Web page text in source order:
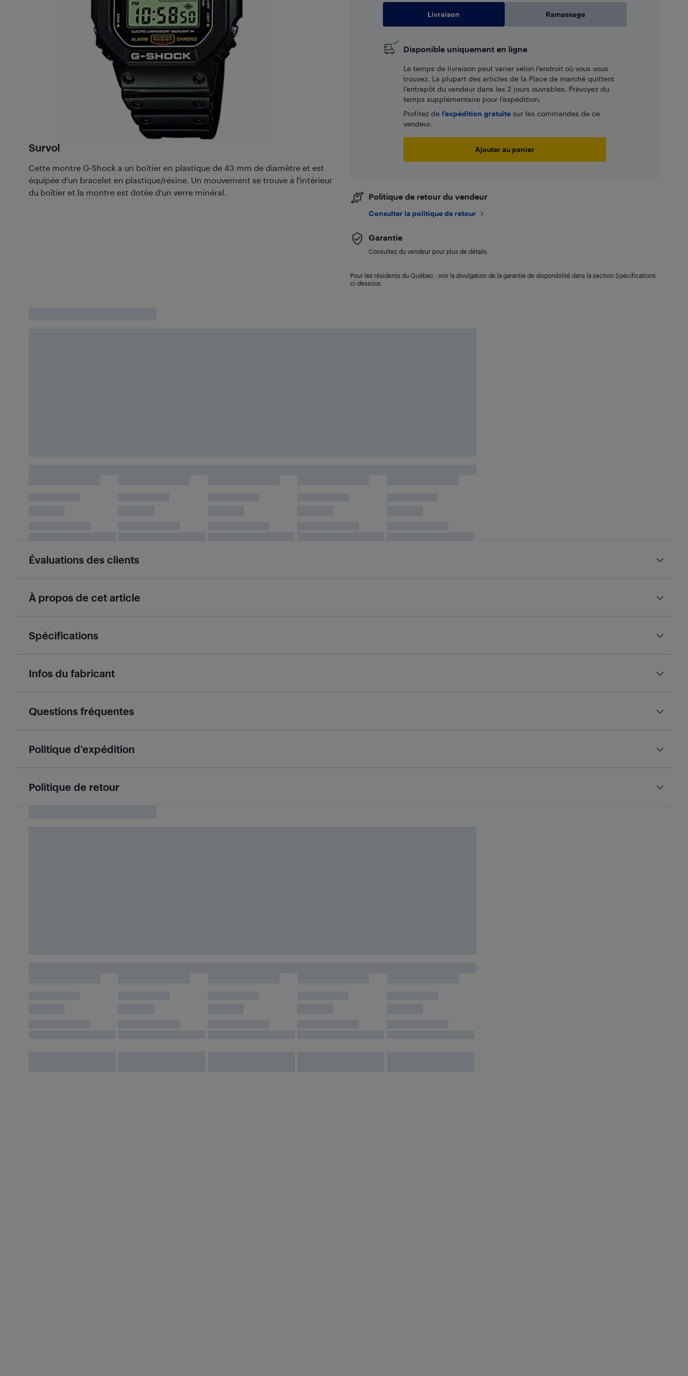
Survol
Cette montre G-Shock a un boîtier en plastique de 43 mm de diamètre et est
équipée d'un bracelet en plastique/résine. Un mouvement se trouve à l'intérieur
du boîtier et la montre est dotée d'un verre minéral.
Livraison Ramassage
Disponible uniquement en ligne
Le temps de livraison peut varier selon l'endroit où vous vous
trouvez. La plupart des articles de la Place de marché quittent
l’entrepôt du vendeur dans les 2 jours ouvrables. Prévoyez du
temps supplémentaire pour l’expédition.
Profitez de l'expédition gratuitesur les commandes de ce
vendeur.
Ajouter au panier
Politique de retour du vendeur
Consulter la politique de retour
Garantie
Consultez du vendeur pour plus de détails.
Pour les résidents du Québec : voir la divulgation de la garantie de disponibilité dans la section Spécifications
ci-dessous.
Évaluations des clients
À propos de cet article
Spécifications
Infos du fabricant
Questions fréquentes
Politique d’expédition
Politique de retour